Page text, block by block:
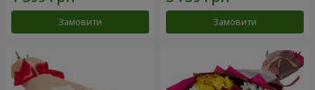
Замовити Замовити